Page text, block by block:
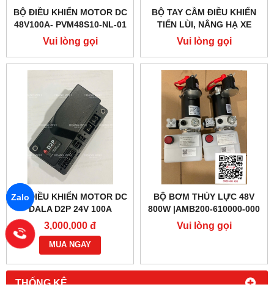
THỐNG KÊ
BỘ ĐIỀU KHIỂN MOTOR DC
48V100A- PVM48S10-NL-01
(PTE20Q)
Vui lòng gọi
BỘ TAY CẦM ĐIỀU KHIỂN
TIẾN LÙI, NÂNG HẠ XE
NÂNG ĐIỆN PTE15QA
Vui lòng gọi
BỘ ĐIỀU KHIỂN MOTOR DC
DALA D2P 24V 100A
3,000,000 đ
MUA NGAY
BỘ BƠM THỦY LỰC 48V
800W |AMB200-610000-000
Vui lòng gọi
Zalo